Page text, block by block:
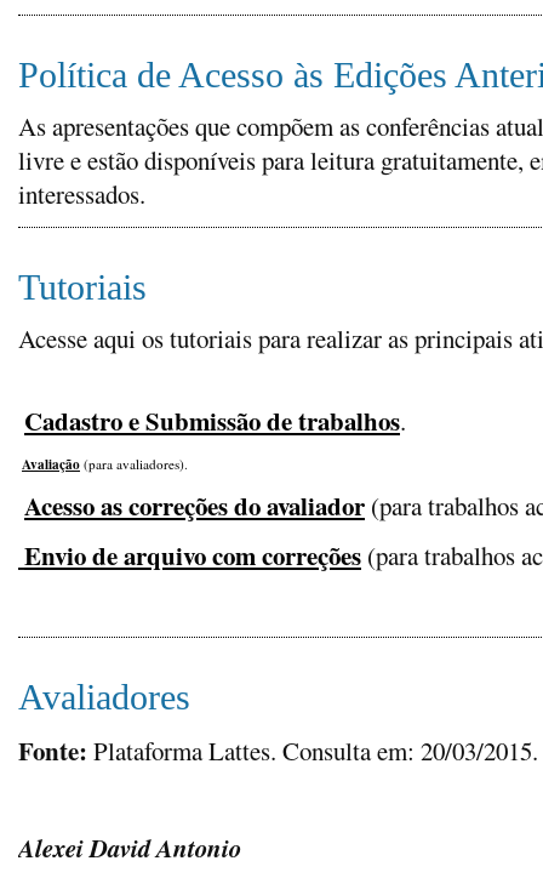
Política de Acesso às Edições
As apresentações que compõem as conferências
livre e estão disponíveis para leitura gratuitamente,
interessados.
Tutoriais
Acesse aqui os tutoriais para realizar as principais
Cadastro e Submissão de trabalhos.
Avaliação (para avaliadores).
Acesso as correções do avaliador (para trabalhos
Envio de arquivo com correções (para trabalhos
Avaliadores
Fonte: Plataforma Lattes. Consulta em: 20/03/2015.
Alexei David Antonio